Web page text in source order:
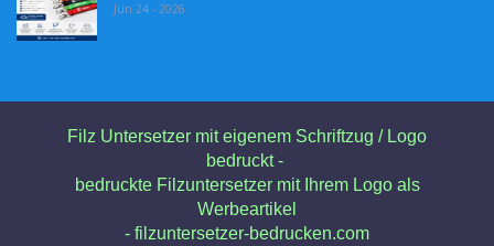
Jun 24 - 2026
Filz Untersetzer mit eigenem Schriftzug / Logo
bedruckt -
bedruckte Filzuntersetzer mit Ihrem Logo als
Werbeartikel
- filzuntersetzer-bedrucken.com